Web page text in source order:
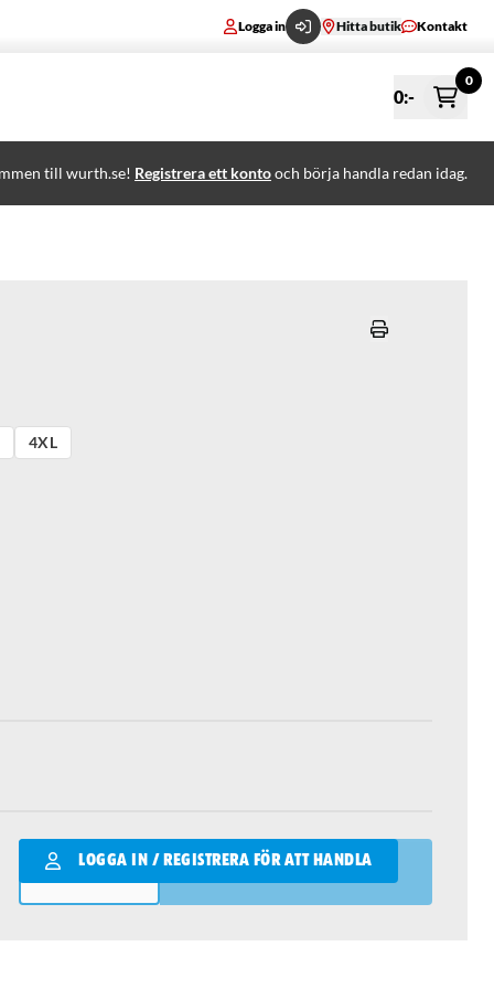
Logga in Hitta butik Kontakt
0:-
0
till wurth.se! Registrera ett kontooch börja handla redan idag.
4XL
LOGGA IN / REGISTRERA FÖR ATT HANDLA
Qantity
LÄGG I VARUKORGEN